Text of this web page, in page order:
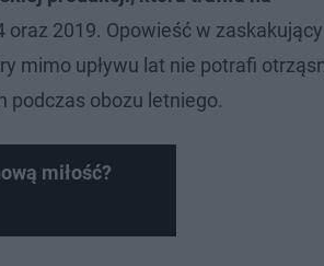
oraz 2019. Opowieść w zaskakujący
mimo upływu lat nie potrafi
podczas obozu letniego.
miłość?